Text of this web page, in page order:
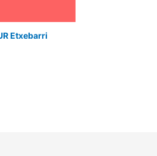
Etxebarri